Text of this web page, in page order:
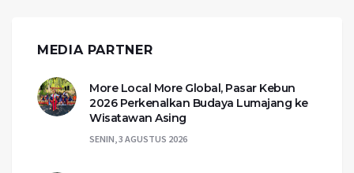
MEDIA PARTNER
More Local More Global, Pasar Kebun
2026 Perkenalkan Budaya Lumajang ke
Wisatawan Asing
SENIN, 3 AGUSTUS 2026